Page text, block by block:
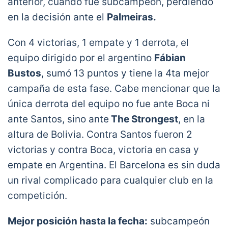
en la decisión ante el Palmeiras.
Con 4 victorias, 1 empate y 1 derrota, el
equipo dirigido por el argentino Fábian
Bustos, sumó 13 puntos y tiene la 4ta mejor
campaña de esta fase. Cabe mencionar que la
única derrota del equipo no fue ante Boca ni
ante Santos, sino ante The Strongest, en la
altura de Bolivia. Contra Santos fueron 2
victorias y contra Boca, victoria en casa y
empate en Argentina. El Barcelona es sin duda
un rival complicado para cualquier club en la
competición.
Mejor posición hasta la fecha: subcampeón